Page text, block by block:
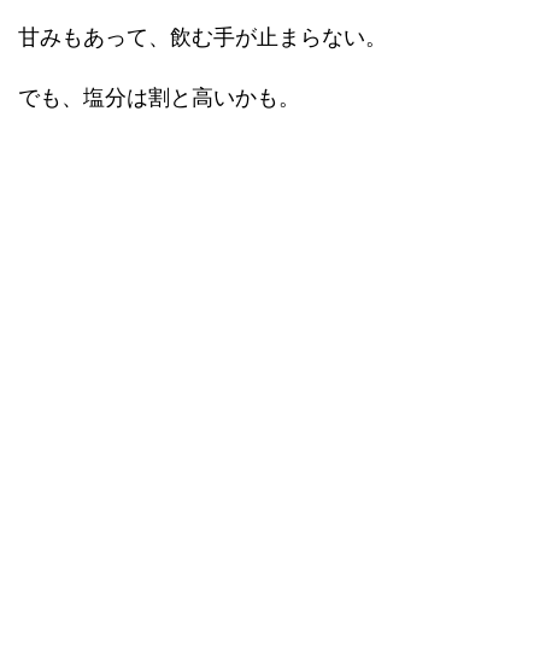
甘みもあって、飲む手が止まらない。
でも、塩分は割と高いかも。